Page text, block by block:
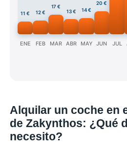
11 €
ENE
12 €
FEB
17 €
MAR
13 €
ABR
14 €
MAY
20 €
JUN JUL
Alquilar un coche en
de Zakynthos: ¿Qué
necesito?